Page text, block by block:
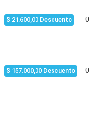
$ 21.600,00 Descuento
$ 157.000,00 Descuento